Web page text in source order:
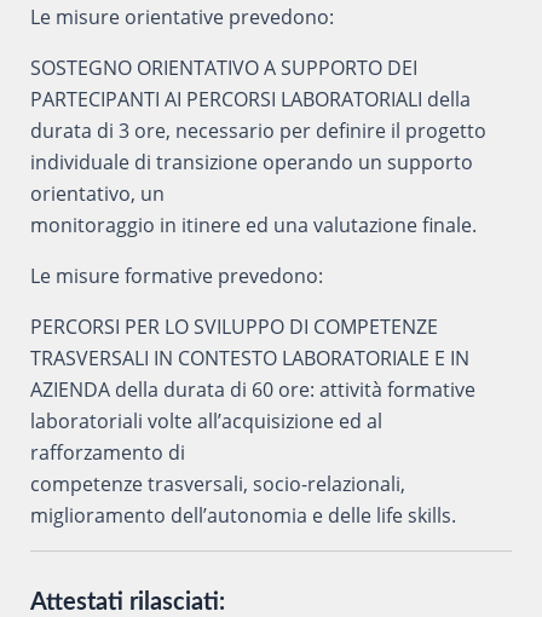
Le misure orientative prevedono:
SOSTEGNO ORIENTATIVO A SUPPORTO DEI
PARTECIPANTI AI PERCORSI LABORATORIALI della
durata di 3 ore, necessario per definire il progetto
individuale di transizione operando un supporto
orientativo, un
monitoraggio in itinere ed una valutazione finale.
Le misure formative prevedono:
PERCORSI PER LO SVILUPPO DI COMPETENZE
TRASVERSALI IN CONTESTO LABORATORIALE E IN
AZIENDA della durata di 60 ore: attività formative
laboratoriali volte all’acquisizione ed al
rafforzamento di
competenze trasversali, socio-relazionali,
miglioramento dell’autonomia e delle life skills.
Attestati rilasciati: